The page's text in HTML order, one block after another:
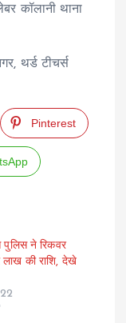
कॉलानी थाना
थर्ड टीचर्स
Pinterest
पुलिस ने रिकवर
लाख की राशि, देखे